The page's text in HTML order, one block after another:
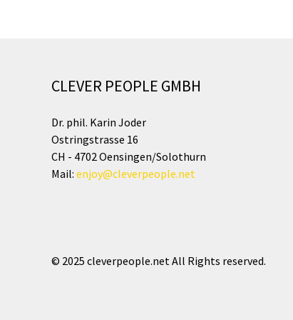
CLEVER PEOPLE GMBH
Dr. phil. Karin Joder
Ostringstrasse 16
CH - 4702 Oensingen/Solothurn
Mail: enjoy@cleverpeople.net
© 2025 cleverpeople.net All Rights reserved.